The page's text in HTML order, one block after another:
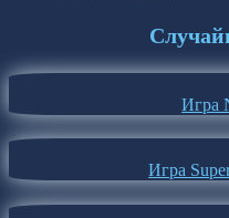
Игра
Игра